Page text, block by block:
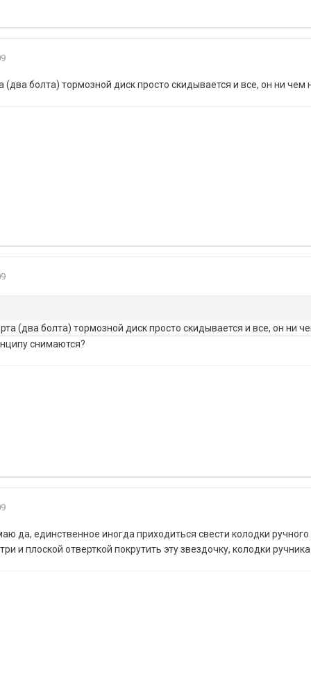
(два болта) тормозной диск просто скидывается и все, он ни чем
(два болта) тормозной диск просто скидывается и все, он ни
снимаются?
да, единственное иногда приходиться свести колодки
и плоской отверткой покрутить эту звездочку, колодки